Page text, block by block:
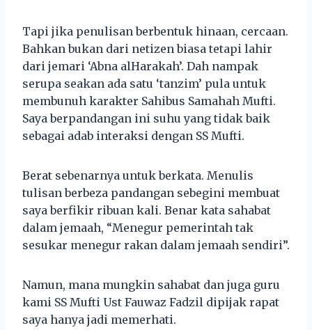
Tapi jika penulisan berbentuk hinaan, cercaan.
Bahkan bukan dari netizen biasa tetapi lahir
dari jemari ‘Abna alHarakah’. Dah nampak
serupa seakan ada satu ‘tanzim’ pula untuk
membunuh karakter Sahibus Samahah Mufti.
Saya berpandangan ini suhu yang tidak baik
sebagai adab interaksi dengan SS Mufti.
Berat sebenarnya untuk berkata. Menulis
tulisan berbeza pandangan sebegini membuat
saya berfikir ribuan kali. Benar kata sahabat
dalam jemaah, “Menegur pemerintah tak
sesukar menegur rakan dalam jemaah sendiri”.
Namun, mana mungkin sahabat dan juga guru
kami SS Mufti Ust Fauwaz Fadzil dipijak rapat
saya hanya jadi memerhati.